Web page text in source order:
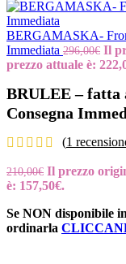
BERGAMASKA-
Immediata 296,00€ Il
prezzo attuale è:
BRULEE – fatta
Consegna
(1
210,00€ Il prezzo
è: 157,50€.
Se NON disponibile
ordinarla